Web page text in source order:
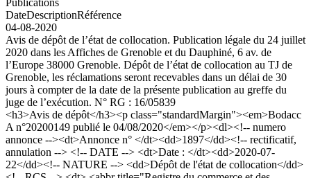
DateDescriptionRéférence
04-08-2020
Avis de dépôt de l’état de collocation. Publication légale du 24 juillet
2020 dans les Affiches de Grenoble et du Dauphiné, 6 av. de
l’Europe 38000 Grenoble. Dépôt de l’état de collocation au TJ de
Grenoble, les réclamations seront recevables dans un délai de 30
jours à compter de la date de la présente publication au greffe du
juge de l’exécution. N° RG : 16/05839
<h3>Avis de dépôt</h3><p class="standardMargin"><em>Bodacc
A n°20200149 publié le 04/08/2020</em></p><dl><!-- numero
annonce --><dt>Annonce n° </dt><dd>1897</dd><!-- rectificatif,
annulation --> <!-- DATE --> <dt>Date : </dt><dd>2020-07-
22</dd><!-- NATURE --> <dd>Dépôt de l'état de collocation</dd>